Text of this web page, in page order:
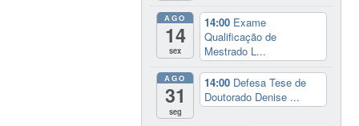
AGO
14
sex
14:00 Exame
Qualificação de
Mestrado L...
AGO
31
seg
14:00 Defesa Tese de
Doutorado Denise ...